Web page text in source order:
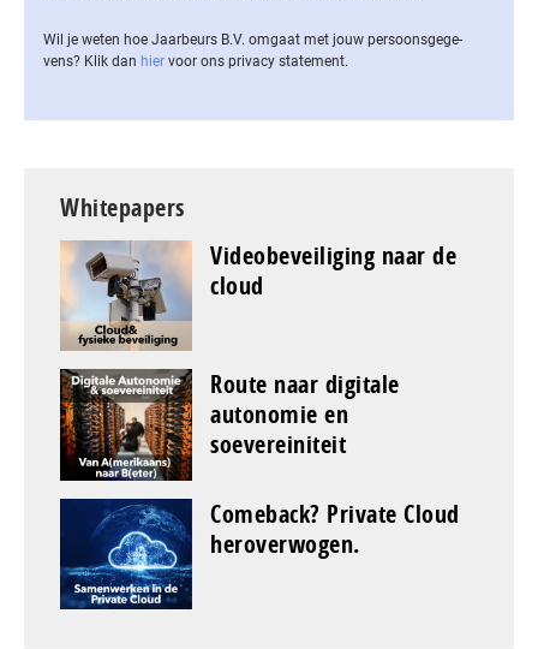
Wil je weten hoe Jaarbeurs B.V. omgaat met jouw per­soons­ge­ge­
vens? Klik dan hier voor ons privacy statement.
Whitepapers
Videobeveiliging naar de
cloud
Route naar digitale
autonomie en
soevereiniteit
Comeback? Private Cloud
heroverwogen.